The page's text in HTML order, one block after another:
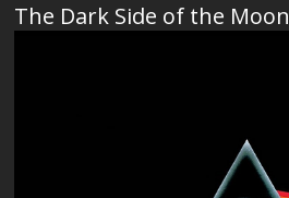
The Dark Side of the Moon